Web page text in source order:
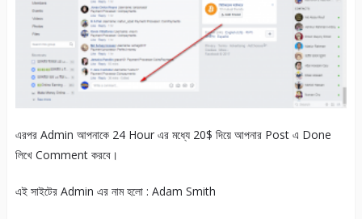
এরপর Admin আপনাকে 24 Hour এর মধ্যে 20$ দিয়ে আপনার Post এ Done
লিখে Comment করবে।
এই সাইটের Admin এর নাম হলো : Adam Smith